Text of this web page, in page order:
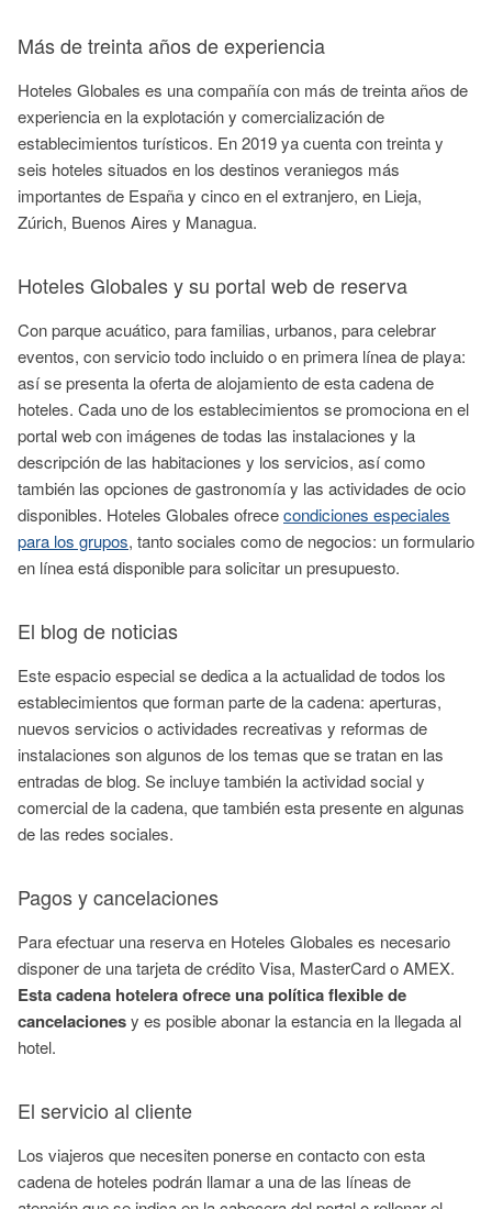
Más de treinta años de experiencia
Hoteles Globales es una compañía con más de treinta años de
experiencia en la explotación y comercialización de
establecimientos turísticos. En 2019 ya cuenta con treinta y
seis hoteles situados en los destinos veraniegos más
importantes de España y cinco en el extranjero, en Lieja,
Zúrich, Buenos Aires y Managua.
Hoteles Globales y su portal web de reserva
Con parque acuático, para familias, urbanos, para celebrar
eventos, con servicio todo incluido o en primera línea de playa:
así se presenta la oferta de alojamiento de esta cadena de
hoteles. Cada uno de los establecimientos se promociona en el
portal web con imágenes de todas las instalaciones y la
descripción de las habitaciones y los servicios, así como
también las opciones de gastronomía y las actividades de ocio
disponibles. Hoteles Globales ofrececondiciones especiales
para los grupos, tanto sociales como de negocios: un formulario
en línea está disponible para solicitar un presupuesto.
El blog de noticias
Este espacio especial se dedica a la actualidad de todos los
establecimientos que forman parte de la cadena: aperturas,
nuevos servicios o actividades recreativas y reformas de
instalaciones son algunos de los temas que se tratan en las
entradas de blog. Se incluye también la actividad social y
comercial de la cadena, que también esta presente en algunas
de las redes sociales.
Pagos y cancelaciones
Para efectuar una reserva en Hoteles Globales es necesario
disponer de una tarjeta de crédito Visa, MasterCardoAMEX.
Esta cadena hotelera ofrece una política flexible de
cancelacionesy es posible abonar la estancia en la llegada al
hotel.
El servicio al cliente
Los viajeros que necesiten ponerse en contacto con esta
cadena de hoteles podrán llamar a una de las líneas de